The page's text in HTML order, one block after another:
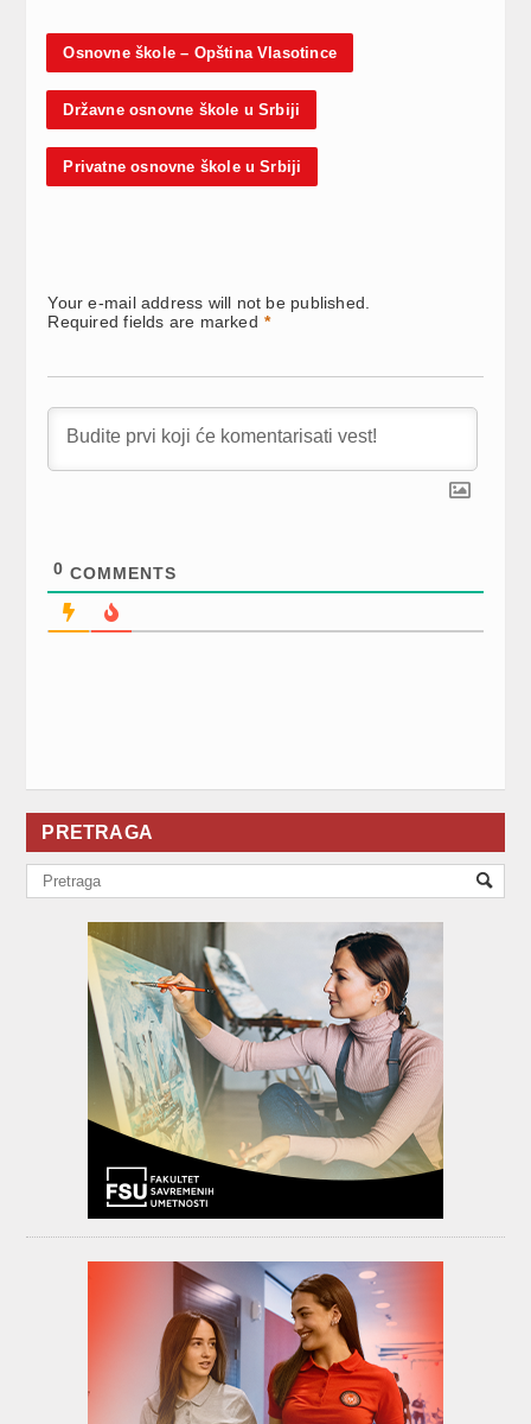
Osnovne škole – Opština Vlasotince
Državne osnovne škole u Srbiji
Privatne osnovne škole u Srbiji
Your e-mail address will not be published.
Required fields are marked *
0 COMMENTS
PRETRAGA